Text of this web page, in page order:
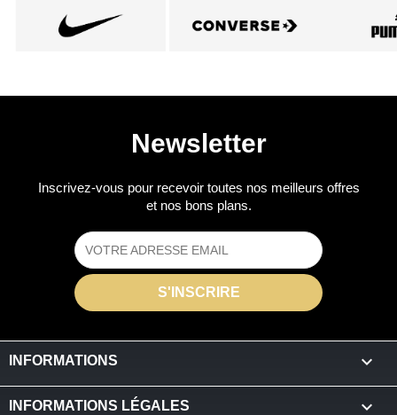
Newsletter
Inscrivez-vous pour recevoir toutes nos meilleurs offres
et nos bons plans.
INFORMATIONS 
INFORMATIONS LÉGALES 